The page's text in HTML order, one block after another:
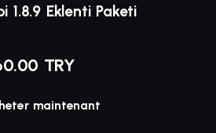
1.8.9 Eklenti Paketi
TRY
maintenant